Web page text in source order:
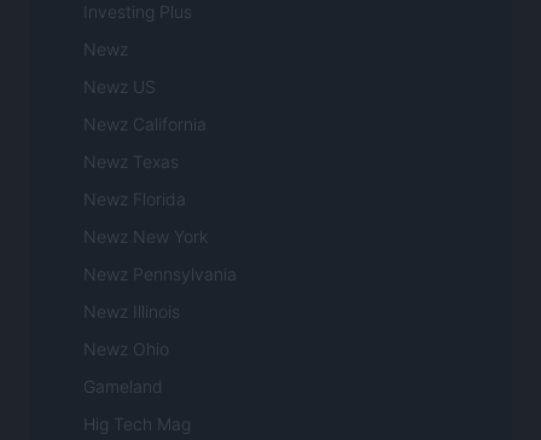
Investing Plus
Newz
Newz US
Newz California
Newz Texas
Newz Florida
Newz New York
Newz Pennsylvania
Newz Illinois
Newz Ohio
Gameland
Hig Tech Mag